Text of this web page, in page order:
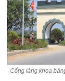
Cổng làng khoa